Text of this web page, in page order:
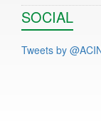
SOCIAL
Tweets by